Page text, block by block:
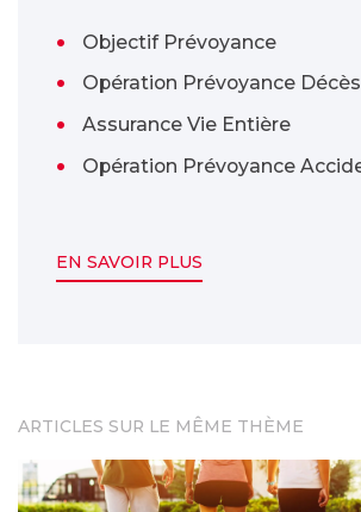
Objectif Prévoyance
Opération Prévoyance
Assurance Vie Entière
Opération Prévoyance
EN SAVOIR PLUS
ARTICLES SUR LE MÊME THÈME
handicap
« Bouger » : le documentaire sur